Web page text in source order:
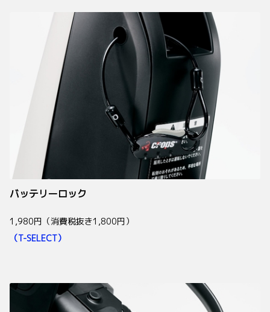
バッテリーロック
1,980円（消費税抜き1,800円）
（T-SELECT）